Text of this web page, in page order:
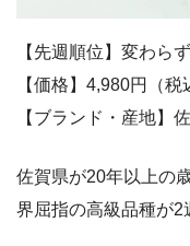
【先週順位】変わらず
【価格】4,980円（税
【ブランド・産地】
佐賀県が20年以上の
界屈指の高級品種が2